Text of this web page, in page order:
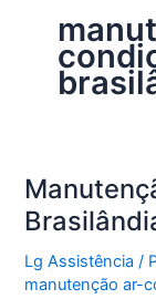
Lg Assistência /
manutenção ar-